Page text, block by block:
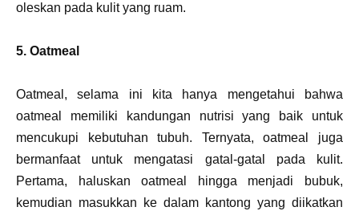
oleskan pada kulit yang ruam.
5. Oatmeal
Oatmeal, selama ini kita hanya mengetahui bahwa
oatmeal memiliki kandungan nutrisi yang baik untuk
mencukupi kebutuhan tubuh. Ternyata, oatmeal juga
bermanfaat untuk mengatasi gatal-gatal pada kulit.
Pertama, haluskan oatmeal hingga menjadi bubuk,
kemudian masukkan ke dalam kantong yang diikatkan